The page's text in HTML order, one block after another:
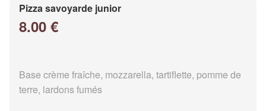
Pizza savoyarde junior
8.00 €
Base crème fraîche, mozzarella, tartiflette, pomme de
terre, lardons fumés